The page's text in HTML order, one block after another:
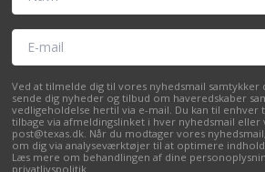
E-mail
Ved at tilmelde dig til vores nyhedsmail samtykker
sende dig nyheder og tilbud om haveredskaber
vedligeholdelse hertil via e-mail. Du kan til
tilbage via afmeldingslinket i hver nyhedsmail eller
post@texas.dk. Når du modtager vores
om dig via analyseværktøjer til at optimere
Læs mere om behandlingen af dine
privatlivspolitik